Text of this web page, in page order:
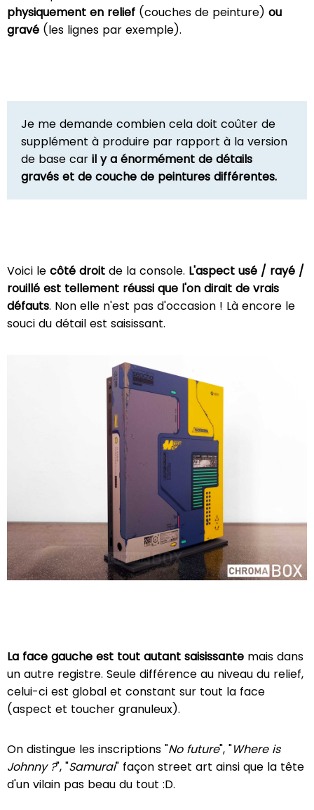
physiquement en relief (couches de peinture) ou
gravé (les lignes par exemple).
Je me demande combien cela doit coûter de
supplément à produire par rapport à la version
de base car il y a énormément de détails
gravés et de couche de peintures différentes.
Voici le côté droit de la console. L'aspect usé / rayé /
rouillé est tellement réussi que l'on dirait de vrais
défauts. Non elle n'est pas d'occasion ! Là encore le
souci du détail est saisissant.
La face gauche est tout autant saisissante mais dans
un autre registre. Seule différence au niveau du relief,
celui-ci est global et constant sur tout la face
(aspect et toucher granuleux).
On distingue les inscriptions "No future", "Where is
Johnny ?", "Samurai" façon street art ainsi que la tête
d'un vilain pas beau du tout :D.